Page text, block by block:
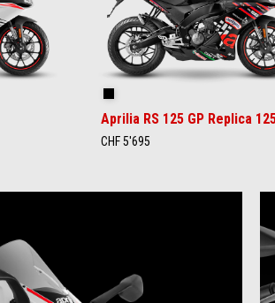
Aprilia RS 125 GP Replica
CHF 5'695